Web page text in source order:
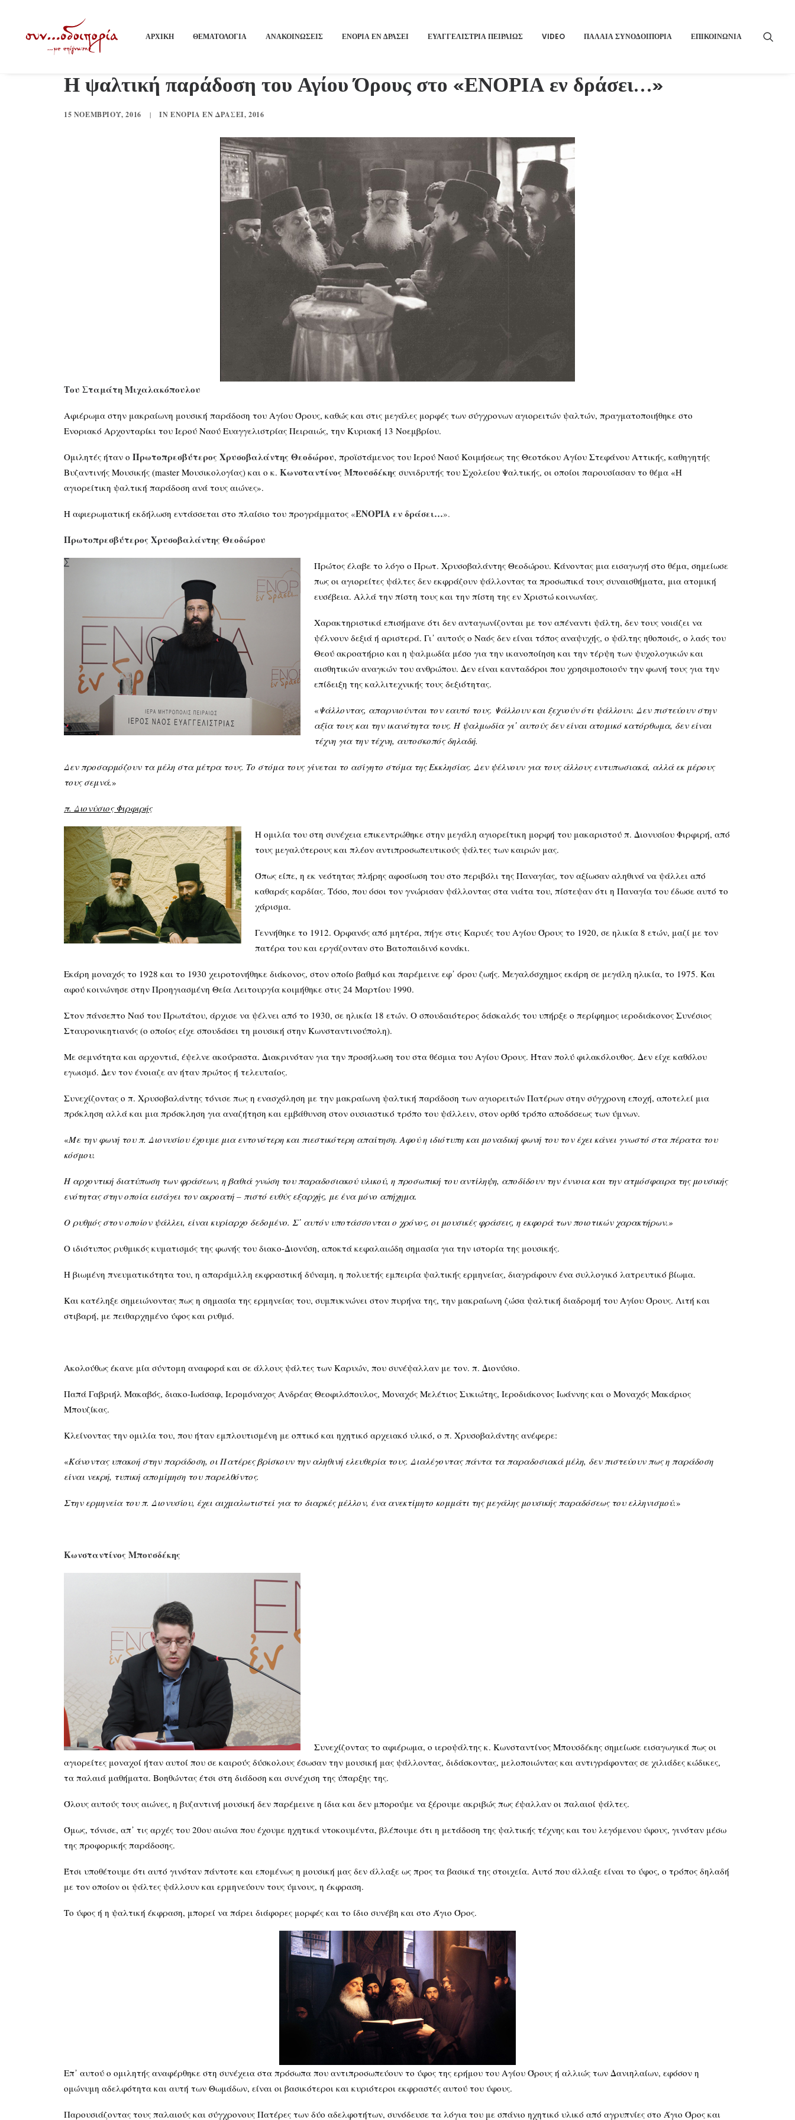
ΑΡΧΙΚΗ ΘΕΜΑΤΟΛΟΓΙΑ ΑΝΑΚΟΙΝΩΣΕΙΣ ΕΝΟΡΙΑ ΕΝ ΔΡΑΣΕΙ ΕΥΑΓΓΕΛΙΣΤΡΙΑ ΠΕΙΡΑΙΏΣ VIDEO ΠΑΛΑΙΑ ΣΥΝΟΔΟΙΠΟΡΙΑ ΕΠΙΚΟΙΝΩΝΙΑ
Η ψαλτική παράδοση του Αγίου Όρους στο «ΕΝΟΡΙΑ εν δράσει…»
15 ΝΟΕΜΒΡΊΟΥ, 2016 | INΕΝΟΡΊΑ ΕΝ ΔΡΆΣΕΙ,2016
Του Σταμάτη Μιχαλακόπουλου
Αφιέρωμα στην μακραίωνη μουσική παράδοση του Αγίου Όρους, καθώς και στις μεγάλες μορφές των σύγχρονων αγιορειτών ψαλτών, πραγματοποιήθηκε στο
Ενοριακό Αρχονταρίκι του Ιερού Ναού Ευαγγελιστρίας Πειραιώς, την Κυριακή 13 Νοεμβρίου.
Ομιλητές ήταν o Πρωτοπρεσβύτερος Χρυσοβαλάντης Θεοδώρου, προϊστάμενος του Ιερού Ναού Κοιμήσεως της Θεοτόκου Αγίου Στεφάνου Αττικής, καθηγητής
Βυζαντινής Μουσικής (master Μουσικολογίας) και ο κ. Κωνσταντίνος Μπουσδέκης συνιδρυτής του Σχολείου Ψαλτικής, οι οποίοι παρουσίασαν το θέμα «Η
αγιορείτικη ψαλτική παράδοση ανά τους αιώνες».
Η αφιερωματική εκδήλωση εντάσσεται στο πλαίσιο του προγράμματος «ΕΝΟΡΙΑ εν δράσει…».
Πρωτοπρεσβύτερος Χρυσοβαλάντης Θεοδώρου
Πρώτος έλαβε το λόγο ο Πρωτ. Χρυσοβαλάντης Θεοδώρου. Κάνοντας μια εισαγωγή στο θέμα, σημείωσε
πως οι αγιορείτες ψάλτες δεν εκφράζουν ψάλλοντας τα προσωπικά τους συναισθήματα, μια ατομική
ευσέβεια. Αλλά την πίστη τους και την πίστη της εν Χριστώ κοινωνίας.
Χαρακτηριστικά επισήμανε ότι δεν ανταγωνίζονται με τον απέναντι ψάλτη, δεν τους νοιάζει να
ψέλνουν δεξιά ή αριστερά. Γι᾽ αυτούς ο Ναός δεν είναι τόπος αναψυχής, ο ψάλτης ηθοποιός, ο λαός του
Θεού ακροατήριο και η ψαλμωδία μέσο για την ικανοποίηση και την τέρψη των ψυχολογικών και
αισθητικών αναγκών του ανθρώπου. Δεν είναι κανταδόροι που χρησιμοποιούν την φωνή τους για την
επίδειξη της καλλιτεχνικής τους δεξιότητας.
«Ψάλλοντας, απαρνιούνται τον εαυτό τους. Ψάλλουν και ξεχνούν ότι ψάλλουν. Δεν πιστεύουν στην
αξία τους και την ικανότητα τους. Η ψαλμωδία γι᾽ αυτούς δεν είναι ατομικό κατόρθωμα, δεν είναι
τέχνη για την τέχνη, αυτοσκοπός δηλαδή.
Δεν προσαρμόζουν τα μέλη στα μέτρα τους. Το στόμα τους γίνεται το ασίγητο στόμα της Εκκλησίας. Δεν ψέλνουν για τους άλλους εντυπωσιακά, αλλά εκ μέρους
τους σεμνά.»
π. Διονύσιος Φιρφιρής
Η ομιλία του στη συνέχεια επικεντρώθηκε στην μεγάλη αγιορείτικη μορφή του μακαριστού π. Διονυσίου Φιρφιρή, από
τους μεγαλύτερους και πλέον αντιπροσωπευτικούς ψάλτες των καιρών μας.
Όπως είπε, η εκ νεότητας πλήρης αφοσίωση του στο περιβόλι της Παναγίας, τον αξίωσαν αληθινά να ψάλλει από
καθαράς καρδίας. Τόσο, που όσοι τον γνώρισαν ψάλλοντας στα νιάτα του, πίστεψαν ότι η Παναγία του έδωσε αυτό το
χάρισμα.
Γεννήθηκε το 1912. Ορφανός από μητέρα, πήγε στις Καρυές του Αγίου Όρους το 1920, σε ηλικία 8 ετών, μαζί με τον
πατέρα του και εργάζονταν στο Βατοπαιδινό κονάκι.
Εκάρη μοναχός το 1928 και το 1930 χειροτονήθηκε διάκονος, στον οποίο βαθμό και παρέμεινε εφ᾽ όρου ζωής. Μεγαλόσχημος εκάρη σε μεγάλη ηλικία, το 1975. Και
αφού κοινώνησε στην Προηγιασμένη Θεία Λειτουργία κοιμήθηκε στις 24 Μαρτίου 1990.
Στον πάνσεπτο Ναό του Πρωτάτου, άρχισε να ψέλνει από το 1930, σε ηλικία 18 ετών. O σπουδαιότερος δάσκαλός του υπήρξε ο περίφημος ιεροδιάκονος Συνέσιος
Σταυρονικητιανός (ο οποίος είχε σπουδάσει τη μουσική στην Κωνσταντινούπολη).
Με σεμνότητα και αρχοντιά, έψελνε ακούραστα. Διακρινόταν για την προσήλωση του στα θέσμια του Αγίου Όρους. Ήταν πολύ φιλακόλουθος. Δεν είχε καθόλου
εγωισμό. Δεν τον ένοιαζε αν ήταν πρώτος ή τελευταίος.
Συνεχίζοντας ο π. Χρυσοβαλάντης τόνισε πως η ενασχόληση με την μακραίωνη ψαλτική παράδοση των αγιορειτών Πατέρων στην σύγχρονη εποχή, αποτελεί μια
πρόκληση αλλά και μια πρόσκληση για αναζήτηση και εμβάθυνση στον ουσιαστικό τρόπο του ψάλλειν, στον ορθό τρόπο αποδόσεως των ύμνων.
«Με την φωνή του π. Διονυσίου έχουμε μια εντονότερη και πιεστικότερη απαίτηση. Αφού η ιδιότυπη και μοναδική φωνή του τον έχει κάνει γνωστό στα πέρατα του
κόσμου.
Η αρχοντική διατύπωση των φράσεων, η βαθιά γνώση του παραδοσιακού υλικού, η προσωπική του αντίληψη, αποδίδουν την έννοια και την ατμόσφαιρα της μουσικής
ενότητας στην οποία εισάγει τον ακροατή – πιστό ευθύς εξαρχής, με ένα μόνο απήχημα.
Ο ρυθμός στον οποίον ψάλλει, είναι κυρίαρχο δεδομένο. Σ᾽ αυτόν υποτάσσονται ο χρόνος, οι μουσικές φράσεις, η εκφορά των ποιοτικών χαρακτήρων.»
Ο ιδιότυπος ρυθμικός κυματισμός της φωνής του διακο-Διονύση, αποκτά κεφαλαιώδη σημασία για την ιστορία της μουσικής.
Η βιωμένη πνευματικότητα του, η απαράμιλλη εκφραστική δύναμη, η πολυετής εμπειρία ψαλτικής ερμηνείας, διαγράφουν ένα συλλογικό λατρευτικό βίωμα.
Και κατέληξε σημειώνοντας πως η σημασία της ερμηνείας του, συμπυκνώνει στον πυρήνα της, την μακραίωνη ζώσα ψαλτική διαδρομή του Αγίου Όρους. Λιτή και
στιβαρή, με πειθαρχημένο ύφος και ρυθμό.
Ακολούθως έκανε μία σύντομη αναφορά και σε άλλους ψάλτες των Καρυών, που συνέψαλλαν με τον. π. Διονύσιο.
Παπά Γαβριήλ Μακαβός, διακο-Ιωάσαφ, Ιερομόναχος Ανδρέας Θεοφιλόπουλος, Μοναχός Μελέτιος Συκιώτης, Ιεροδιάκονος Ιωάννης και ο Μοναχός Μακάριος
Μπουζίκας.
Κλείνοντας την ομιλία του, που ήταν εμπλουτισμένη με οπτικό και ηχητικό αρχειακό υλικό, ο π. Χρυσοβαλάντης ανέφερε:
«Κάνοντας υπακοή στην παράδοση, οι Πατέρες βρίσκουν την αληθινή ελευθερία τους. Διαλέγοντας πάντα τα παραδοσιακά μέλη, δεν πιστεύουν πως η παράδοση
είναι νεκρή, τυπική απομίμηση του παρελθόντος.
Στην ερμηνεία του π. Διονυσίου, έχει αιχμαλωτιστεί για το διαρκές μέλλον, ένα ανεκτίμητο κομμάτι της μεγάλης μουσικής παραδόσεως του ελληνισμού.»
Κωνσταντίνος Μπουσδέκης
Συνεχίζοντας το αφιέρωμα, ο ιεροψάλτης κ. Κωνσταντίνος Μπουσδέκης σημείωσε εισαγωγικά πως οι
αγιορείτες μοναχοί ήταν αυτοί που σε καιρούς δύσκολους έσωσαν την μουσική μας ψάλλοντας, διδάσκοντας, μελοποιώντας και αντιγράφοντας σε χιλιάδες κώδικες,
τα παλαιά μαθήματα. Βοηθώντας έτσι στη διάδοση και συνέχιση της ύπαρξης της.
Όλους αυτούς τους αιώνες, η βυζαντινή μουσική δεν παρέμεινε η ίδια και δεν μπορούμε να ξέρουμε ακριβώς πως έψαλλαν οι παλαιοί ψάλτες.
Όμως, τόνισε, απ᾽ τις αρχές του 20ου αιώνα που έχουμε ηχητικά ντοκουμέντα, βλέπουμε ότι η μετάδοση της ψαλτικής τέχνης και του λεγόμενου ύφους, γινόταν μέσω
της προφορικής παράδοσης.
Έτσι υποθέτουμε ότι αυτό γινόταν πάντοτε και επομένως η μουσική μας δεν άλλαξε ως προς τα βασικά της στοιχεία. Αυτό που άλλαξε είναι το ύφος, ο τρόπος δηλαδή
με τον οποίον οι ψάλτες ψάλλουν και ερμηνεύουν τους ύμνους, η έκφραση.
Το ύφος ή η ψαλτική έκφραση, μπορεί να πάρει διάφορες μορφές και το ίδιο συνέβη και στο Άγιο Όρος.
Επ᾽ αυτού ο ομιλητής αναφέρθηκε στη συνέχεια στα πρόσωπα που αντιπροσωπεύουν το ύφος της ερήμου του Αγίου Όρους ή αλλιώς των Δανιηλαίων, εφόσον η
ομώνυμη αδελφότητα και αυτή των Θωμάδων, είναι οι βασικότεροι και κυριότεροι εκφραστές αυτού του ύφους.
Παρουσιάζοντας τους παλαιούς και σύγχρονους Πατέρες των δύο αδελφοτήτων, συνόδευσε τα λόγια του με σπάνιο ηχητικό υλικό από αγρυπνίες στο Άγιο Όρος και